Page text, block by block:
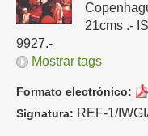
21cms .-
9927.-
Mostrar tags
Formato electrónico:
Signatura: REF-1/